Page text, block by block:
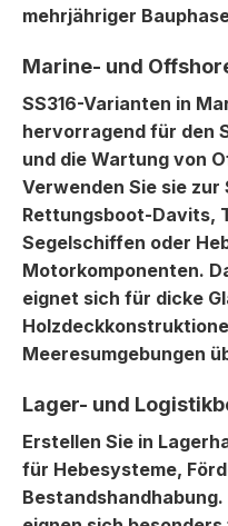
mehrjähriger
Marine- und
SS316-Varianten in
hervorragend für den
und die Wartung von
Verwenden Sie sie zur
Rettungsboot-Davits,
Segelschiffen oder
Motorkomponenten.
eignet sich für dicke
Meeresumgebungen
Lager- und
Erstellen Sie in
für Hebesysteme,
Bestandshandhabung.